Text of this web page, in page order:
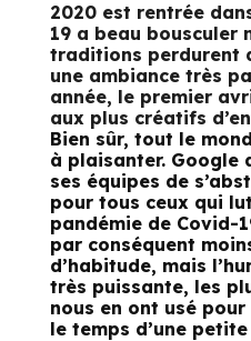
2020 est rentrée
19 a beau bousculer
traditions perdurent
une ambiance très
année, le premier
aux plus créatifs
Bien sûr, tout le
à plaisanter. Google
ses équipes de
pour tous ceux qui
pandémie de Covid-
par conséquent
d’habitude, mais
très puissante, les
nous en ont usé
le temps d’une